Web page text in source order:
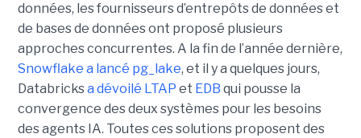
données, les fournisseurs d’entrepôts de données et
de bases de données ont proposé plusieurs
approches concurrentes. A la fin de l’année dernière,
Snowflake a lancé pg_lake, et il y a quelques jours,
Databricksa dévoilé LTAP et EDB qui pousse la
convergence des deux systèmes pour les besoins
des agents IA. Toutes ces solutions proposent des